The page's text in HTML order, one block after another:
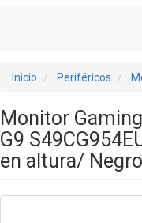
Inicio Periféricos
Monitor
G9
en altura/ Negro